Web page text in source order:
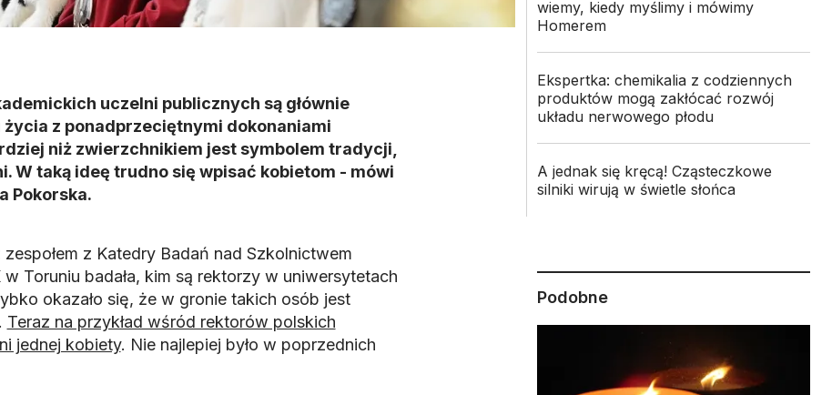
uczelni publicznych są głównie
życia z ponadprzeciętnymi dokonaniami
niż zwierzchnikiem jest symbolem tradycji,
W taką ideę trudno się wpisać kobietom - mówi
Pokorska.
z Katedry Badań nad Szkolnictwem
Toruniu badała, kim są rektorzy w uniwersytetach
okazało się, że w gronie takich osób jest
Teraz na przykład wśród rektorów polskich
jednej kobiety. Nie najlepiej było w poprzednich
wiemy, kiedy myślimy i mówimy
Homerem
Ekspertka: chemikalia z codziennych
produktów mogą zakłócać rozwój
układu nerwowego płodu
A jednak się kręcą! Cząsteczkowe
silniki wirują w świetle słońca
Podobne